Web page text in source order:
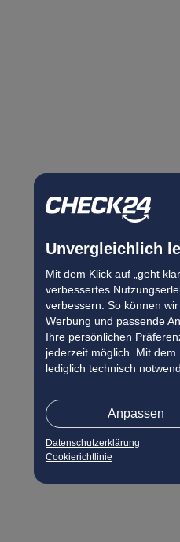
Unvergleichlich
Mit dem Klick auf „geht
verbessertes
verbessern. So können
Werbung und passende
Ihre persönlichen
jederzeit möglich. Mit dem
lediglich technisch
Anpassen
Datenschutzerklärung
Cookierichtlinie